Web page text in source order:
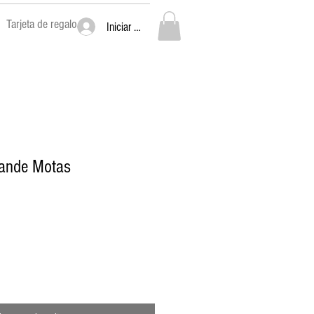
Tarjeta de regalo Iniciar sesión
Motas